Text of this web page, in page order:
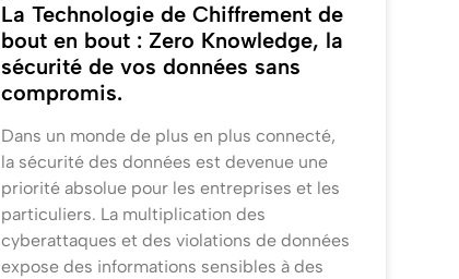
La Technologie de Chiffrement de
bout en bout : Zero Knowledge, la
sécurité de vos données sans
compromis.
Dans un monde de plus en plus connecté,
la sécurité des données est devenue une
priorité absolue pour les entreprises et les
particuliers. La multiplication des
cyberattaques et des violations de données
expose des informations sensibles à des